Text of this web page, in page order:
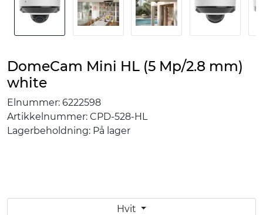
DomeCam Mini HL (5 Mp/2.8 mm)
white
Elnummer: 6222598
Artikkelnummer: CPD-528-HL
Lagerbeholdning: På lager
Hvit